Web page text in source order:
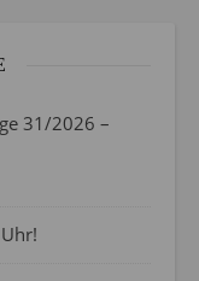
31/2026 –